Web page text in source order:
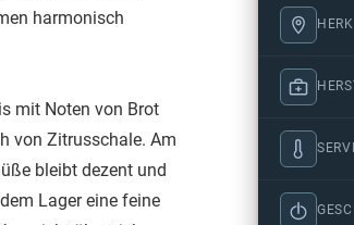
harmonisch
mit Noten von Brot
von Zitrusschale. Am
bleibt dezent und
Lager eine feine